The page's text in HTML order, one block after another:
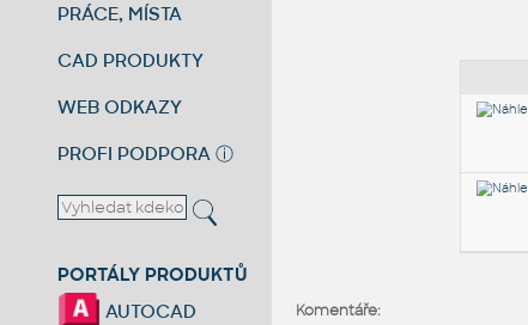
PRÁCE, MÍSTA
CAD PRODUKTY
WEB ODKAZY
PROFI PODPORA ⓘ
PORTÁLY PRODUKTŮ
AUTOCAD
Komentáře: